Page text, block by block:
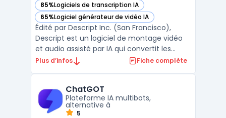
85%Logiciels de transcription IA
— voir Descript dans cette catégorie
65%Logiciel générateur de vidéo IA
— voir Descript dans cette catégorie
Édité par Descript Inc. (San Francisco),
Descript est un logiciel de montage vidéo
et audio assisté par IA qui convertit les
enregistrements en texte modifiable.
transcription supprime le segment
correspondant dans la timeline ...
Plus d’infos Fiche complète
ChatGOT
Plateforme IA multibots,
alternative à
5